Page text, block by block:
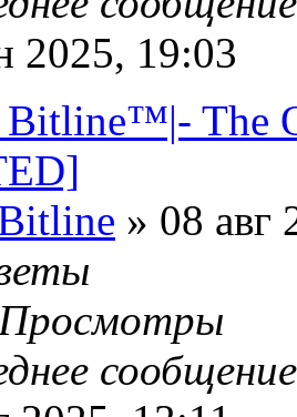
2025, 19:03
The
» 08 авг